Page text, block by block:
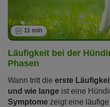
11 min
Läufigkeit bei der
Phasen
Wann tritt die erste
und wie lange ist eine
Symptome zeigt eine